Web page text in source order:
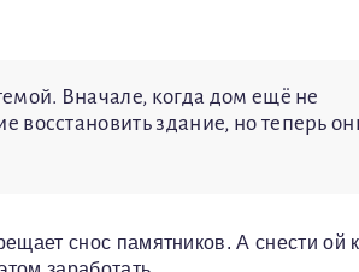
Вначале, когда дом ещё не
здание, но теперь
снос памятников. А снести ой